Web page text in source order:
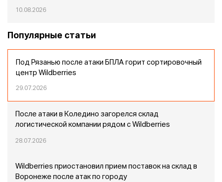
10.08.2026
Популярные статьи
Под Рязанью после атаки БПЛА горит сортировочный
центр Wildberries
29.07.2026
После атаки в Коледино загорелся склад
логистической компании рядом с Wildberries
28.07.2026
Wildberries приостановил прием поставок на склад в
Воронеже после атак по городу